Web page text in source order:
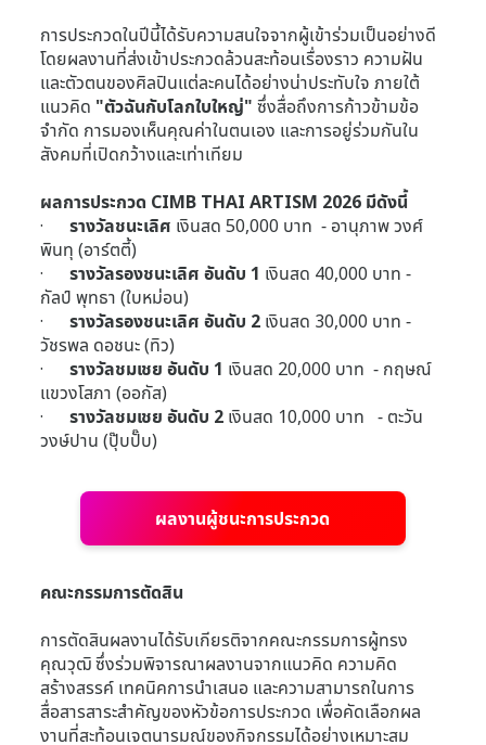
การประกวดในปีนี้ได้รับความสนใจจากผู้เข้าร่วมเป็นอย่างดี
โดยผลงานที่ส่งเข้าประกวดล้วนสะท้อนเรื่องราว ความฝัน
และตัวตนของศิลปินแต่ละคนได้อย่างน่าประทับใจ ภายใต้
แนวคิด "ตัวฉันกับโลกใบใหญ่" ซึ่งสื่อถึงการก้าวข้ามข้อ
จำกัด การมองเห็นคุณค่าในตนเอง และการอยู่ร่วมกันใน
สังคมที่เปิดกว้างและเท่าเทียม
ผลการประกวด CIMB THAI ARTISM 2026 มีดังนี้
·รางวัลชนะเลิศ เงินสด 50,000 บาท - อานุภาพ วงศ์
พินทุ (อาร์ตตี้)
·รางวัลรองชนะเลิศ อันดับ 1 เงินสด 40,000 บาท -
กัลป์ พุทธา (ใบหม่อน)
·รางวัลรองชนะเลิศ อันดับ 2 เงินสด 30,000 บาท -
วัชรพล ดอชนะ (ทิว)
·รางวัลชมเชย อันดับ 1 เงินสด 20,000 บาท - กฤษณ์
แขวงโสภา (ออกัส)
·รางวัลชมเชย อันดับ 2 เงินสด 10,000 บาท - ตะวัน
วงษ์ปาน (ปุ๊บปั๊บ)
ผลงานผู้ชนะการประกวด
คณะกรรมการตัดสิน
การตัดสินผลงานได้รับเกียรติจากคณะกรรมการผู้ทรง
คุณวุฒิ ซึ่งร่วมพิจารณาผลงานจากแนวคิด ความคิด
สร้างสรรค์ เทคนิคการนำเสนอ และความสามารถในการ
สื่อสารสาระสำคัญของหัวข้อการประกวด เพื่อคัดเลือกผล
งานที่สะท้อนเจตนารมณ์ของกิจกรรมได้อย่างเหมาะสม